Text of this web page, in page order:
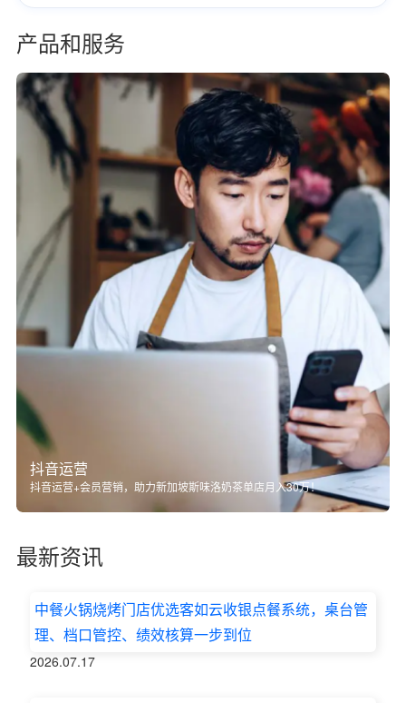
产品和服务
抖音运营
抖音运营+会员营销，助力新加坡斯味洛奶茶单店月入30万！
最新资讯
中餐火锅烧烤门店优选客如云收银点餐系统，桌台管
理、档口管控、绩效核算一步到位
2026.07.17